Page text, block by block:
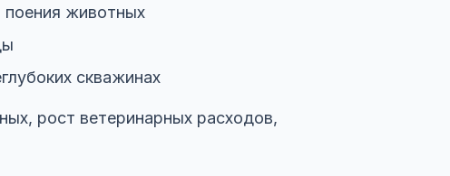
животных
скважинах
рост ветеринарных расходов,